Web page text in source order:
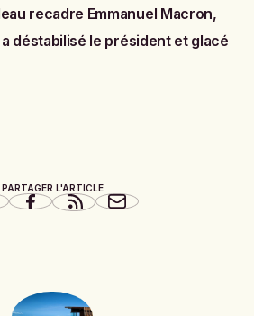
recadre Emmanuel Macron,
déstabilisé le président et glacé
PARTAGER L'ARTICLE